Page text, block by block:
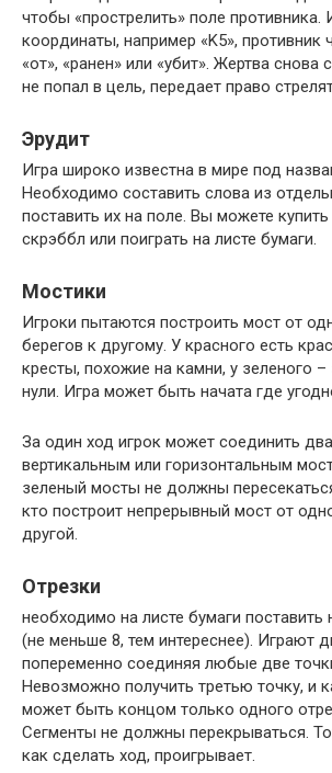
чтобы «прострелить» поле противника.
координаты, например «K5», противник
«от», «ранен» или «убит». Жертва снова
не попал в цель, передает право
Эрудит
Игра широко известна в мире под
Необходимо составить слова из
поставить их на поле. Вы можете
скрэббл или поиграть на листе бумаги.
Мостики
Игроки пытаются построить мост от
берегов к другому. У красного есть
кресты, похожие на камни, у зеленого
нули. Игра может быть начата где
За один ход игрок может соединить
вертикальным или горизонтальным
зеленый мосты не должны
кто построит непрерывный мост от
другой.
Отрезки
необходимо на листе бумаги поставить
(не меньше 8, тем интереснее). Играют
попеременно соединяя любые две
Невозможно получить третью точку, и
может быть концом только одного
Сегменты не должны перекрываться.
как сделать ход, проигрывает.